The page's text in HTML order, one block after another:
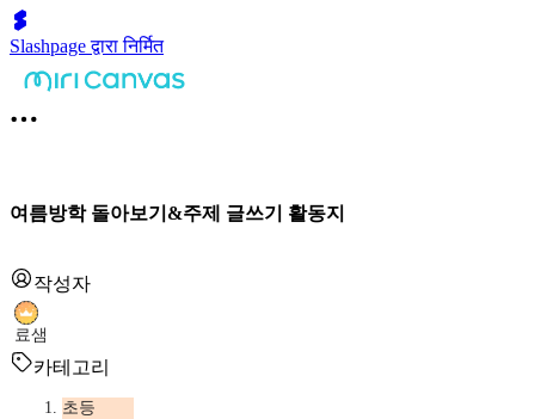
Slashpage द्वारा निर्मित
여름방학 돌아보기&주제 글쓰기 활동지
작성자
료샘
카테고리
초등